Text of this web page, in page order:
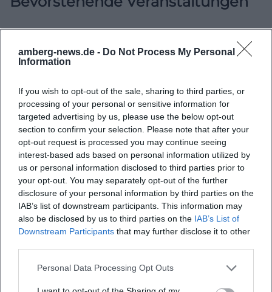
amberg-news.de - Do Not Process My Personal
Information
If you wish to opt-out of the sale, sharing to third parties, or
processing of your personal or sensitive information for
targeted advertising by us, please use the below opt-out
section to confirm your selection. Please note that after your
opt-out request is processed you may continue seeing
interest-based ads based on personal information utilized by
us or personal information disclosed to third parties prior to
your opt-out. You may separately opt-out of the further
disclosure of your personal information by third parties on the
IAB’s list of downstream participants. This information may
also be disclosed by us to third parties on the IAB’s List of
Downstream Participants that may further disclose it to other
Personal Data Processing Opt Outs
der offiziellen Vereinsseite werden vor allem
Termine, Aktivitäten und organisatorische Hinweise
kommuniziert, während der kleine
Informationen den Austausch im Alltag sichern.
Wer sich für Veranstaltungen, Mitgliedschaft,
Gruppenangebote oder die Geschichte der
Gemeinschaft interessiert, findet hier einen Verein,
der zugleich traditionsbewusst und handfest
organisiert ist. ([verband-wohneigentum.de]
(https://www.verband-
wohneigentum.de/poppenricht/on240215))
Veranstaltungen, Termine und das lebendige
Das wichtigste Suchthema rund um die Neue
Heimat Poppenricht sind ganz klar
Keine Veranstaltungen gefunden